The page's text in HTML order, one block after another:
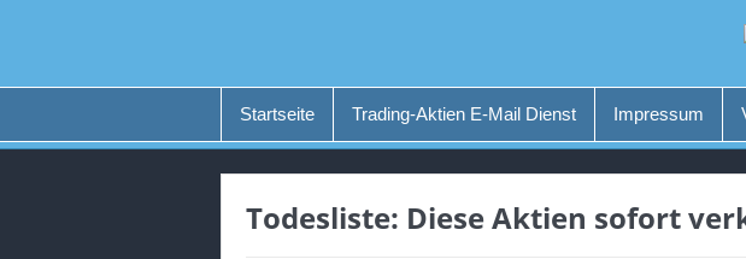
Startseite Trading-Aktien E-Mail Dienst Impressum
Todesliste: Diese Aktien sofort